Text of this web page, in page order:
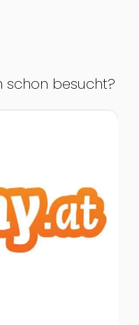
schon besucht?